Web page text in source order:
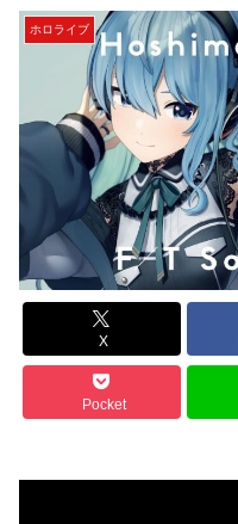
ホロライブ
X
Pocket